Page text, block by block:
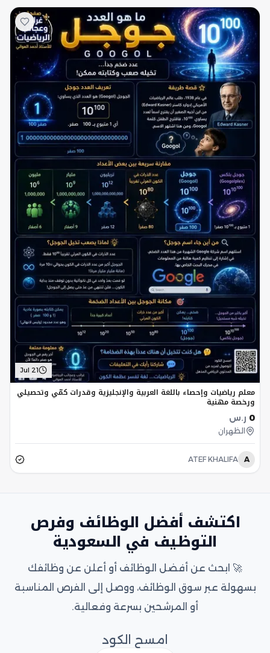
Jul 21
معلم رياضيات وإحصاء باللغة العربية والإنجليزية وقدرات كمّي وتحصيلي
ورخصة مهنية
0 ر.س
الظهران
A
ATEF KHALIFA
اكتشف أفضل الوظائف وفرص
التوظيف في السعودية
🚀 ابحث عن أفضل الوظائف أو أعلن عن وظائفك
بسهولة عبر سوق الوظائف، ووصل إلى الفرص المناسبة
أو المرشحين بسرعة وفعالية.
امسح الكود